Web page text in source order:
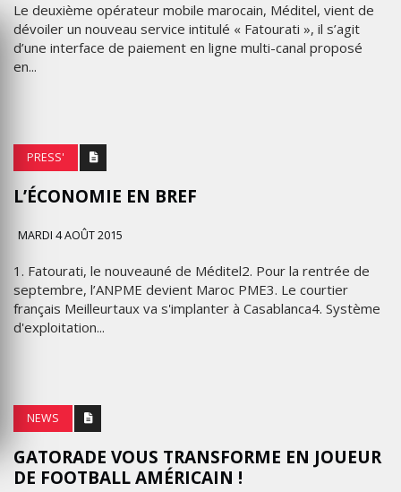
Le deuxième opérateur mobile marocain, Méditel, vient de
dévoiler un nouveau service intitulé « Fatourati », il s’agit
d’une interface de paiement en ligne multi-canal proposé
en...
PRESS'
L’‪‎ÉCONOMIE‬ EN BREF
MARDI 4 AOÛT 2015
1. Fatourati, le nouveauné de Méditel2. Pour la rentrée de
septembre, l’ANPME devient Maroc PME3. Le courtier
français Meilleurtaux va s'implanter à Casablanca4. Système
d'exploitation...
NEWS
GATORADE VOUS TRANSFORME EN JOUEUR
DE FOOTBALL AMÉRICAIN !